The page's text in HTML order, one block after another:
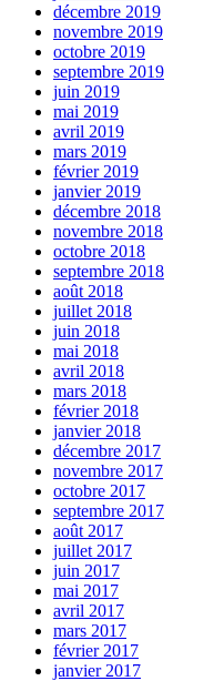
décembre 2019
novembre 2019
octobre 2019
septembre 2019
juin 2019
mai 2019
avril 2019
mars 2019
février 2019
janvier 2019
décembre 2018
novembre 2018
octobre 2018
septembre 2018
août 2018
juillet 2018
juin 2018
mai 2018
avril 2018
mars 2018
février 2018
janvier 2018
décembre 2017
novembre 2017
octobre 2017
septembre 2017
août 2017
juillet 2017
juin 2017
mai 2017
avril 2017
mars 2017
février 2017
janvier 2017